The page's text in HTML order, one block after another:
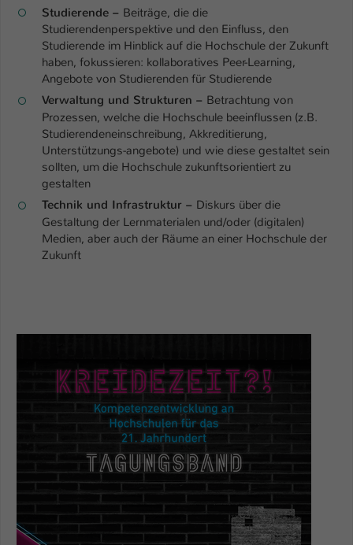
Studierende – Beiträge, die die
Studierendenperspektive und den Einfluss, den
Studierende im Hinblick auf die Hochschule der Zukunft
haben, fokussieren: kollaboratives Peer-Learning,
Angebote von Studierenden für Studierende
Verwaltung und Strukturen – Betrachtung von
Prozessen, welche die Hochschule beeinflussen (z.B.
Studierendeneinschreibung, Akkreditierung,
Unterstützungs-angebote) und wie diese gestaltet sein
sollten, um die Hochschule zukunftsorientiert zu
gestalten
Technik und Infrastruktur – Diskurs über die
Gestaltung der Lernmaterialen und/oder (digitalen)
Medien, aber auch der Räume an einer Hochschule der
Zukunft
Name be_typo_user
Anbieter TYPO3
Laufzeit 1 Tag
Zweck
Dieser Cookie teilt der Webseite mit, ob
ein Besucher im Typo3-Backend
angemeldet ist und Rechte besitzt diese